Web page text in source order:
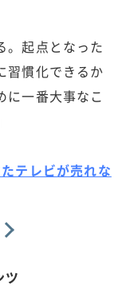
。起点となった
習慣化できるか
に一番大事なこ
テレビが売れな
ツ